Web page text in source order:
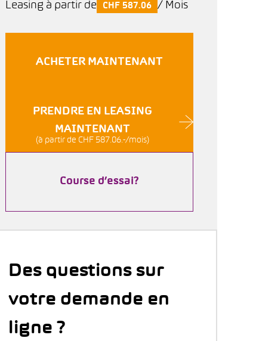
Leasing à partir de CHF 587.06 / Mois
ACHETER MAINTENANT
PRENDRE EN LEASING
MAINTENANT
(à partir de CHF 587.06.-/mois)
Course d’essai?
Des questions sur
votre demande en
ligne ?